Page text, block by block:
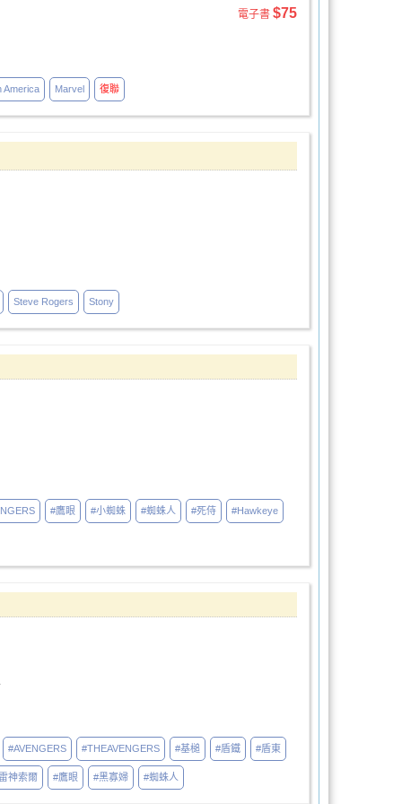
電子書 $75
America Marvel 復聯
Steve Rogers Stony
#鷹眼 #小蜘蛛 #蜘蛛人 #死侍 #Hawkeye
#AVENGERS #THEAVENGERS #基槌 #盾鐵 #盾東
神索爾 #鷹眼 #黑寡婦 #蜘蛛人